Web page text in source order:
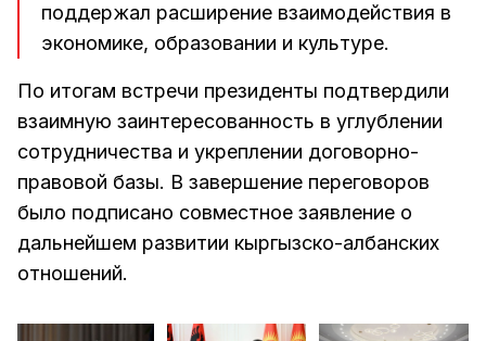
поддержал расширение взаимодействия в
экономике, образовании и культуре.
По итогам встречи президенты подтвердили
взаимную заинтересованность в углублении
сотрудничества и укреплении договорно-
правовой базы. В завершение переговоров
было подписано совместное заявление о
дальнейшем развитии кыргызско-албанских
отношений.